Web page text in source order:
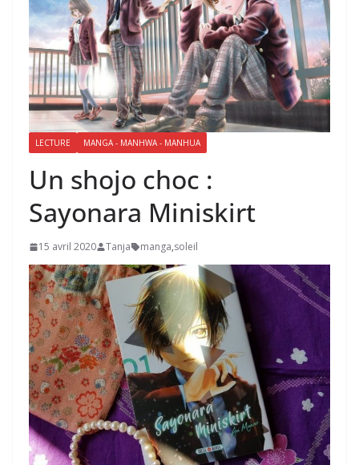
LECTURE MANGA - MANHWA - MANHUA
Un shojo choc :
Sayonara Miniskirt
15 avril 2020 Tanja manga,soleil